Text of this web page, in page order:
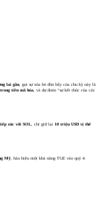
lai gần, gọi sự xóa bỏ đòn bẩy của chu kỳ này là
tiền mã hóa, và dự đoán “sự kết thúc của các
xúc với SOL , chỉ giữ lại 10 triệu USD vị thế
Mỹ, báo hiệu một khả năng TGE vào quý 4.